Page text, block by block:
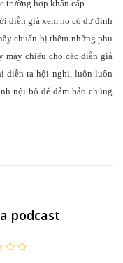
trường hợp khẩn cấp.
diễn giả xem họ có dự định
chuẩn bị thêm những phụ
máy chiếu cho các diễn giả
diễn ra hội nghị, luôn luôn
nội bộ để đảm bảo chúng
podcast